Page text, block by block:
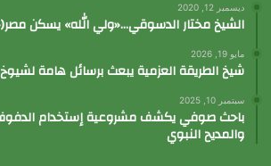
ديسمبر 12, 2020
الشيخ مختار الدسوقي…«ولي الله» يسكن
مايو 19, 2026
شيخ الطريقة العزمية يبعث برسائل هامة
سبتمبر 10, 2025
باحث صوفي يكشف مشروعية إستخدام الدفوف
والمديح النبوي